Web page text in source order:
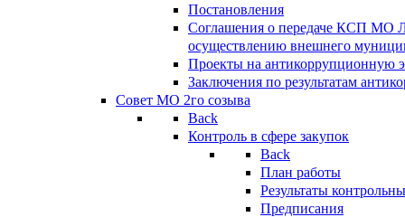
Постановления
Соглашения о передаче КСП МО
осуществлению внешнего
Проекты на антикоррупционную
Заключения по результатам
Совет МО 2го созыва
Back
Контроль в сфере закупок
Back
План работы
Результаты
Предписания